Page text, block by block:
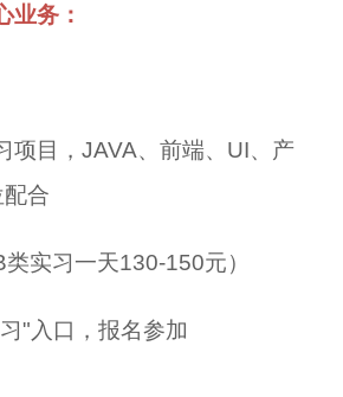
业务：
项目，JAVA、前端、UI、产
合
实习一天130-150元）
"入口，报名参加